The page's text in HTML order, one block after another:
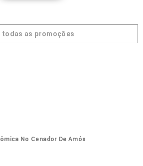
todas as promoções
No Cenador De Amós